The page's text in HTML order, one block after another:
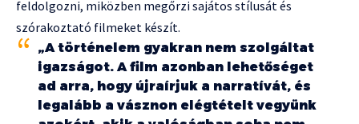
feldolgozni, miközben megőrzi sajátos stílusát és
szórakoztató filmeket készít.
„A történelem gyakran nem szolgáltat
igazságot. A film azonban lehetőséget
ad arra, hogy újraírjuk a narratívát, és
legalább a vásznon elégtételt vegyünk